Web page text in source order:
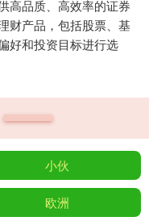
高品质、高效率的证券
财产品，包括股票、基
好和投资目标进行选
小伙
欧洲